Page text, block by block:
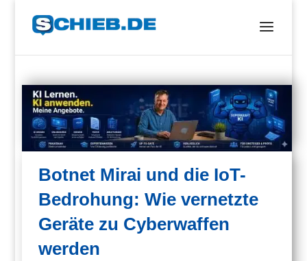
Botnet Mirai und die IoT-
Bedrohung: Wie vernetzte
Geräte zu Cyberwaffen
werden